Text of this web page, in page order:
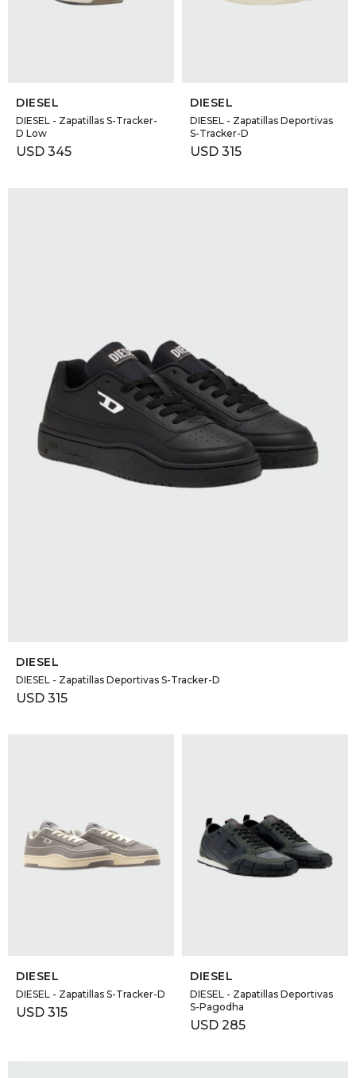
DIESEL
DIESEL - Zapatillas S-Tracker-
D Low
USD 345
DIESEL
DIESEL - Zapatillas Deportivas
S-Tracker-D
USD 315
DIESEL
DIESEL - Zapatillas Deportivas S-Tracker-D
USD 315
DIESEL
DIESEL - Zapatillas S-Tracker-D
USD 315
DIESEL
DIESEL - Zapatillas Deportivas
S-Pagodha
USD 285